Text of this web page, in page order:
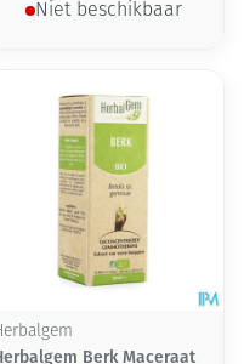
Niet beschikbaar
Berk Maceraat